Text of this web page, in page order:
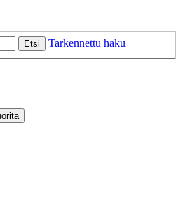
Etsi
Tarkennettu haku